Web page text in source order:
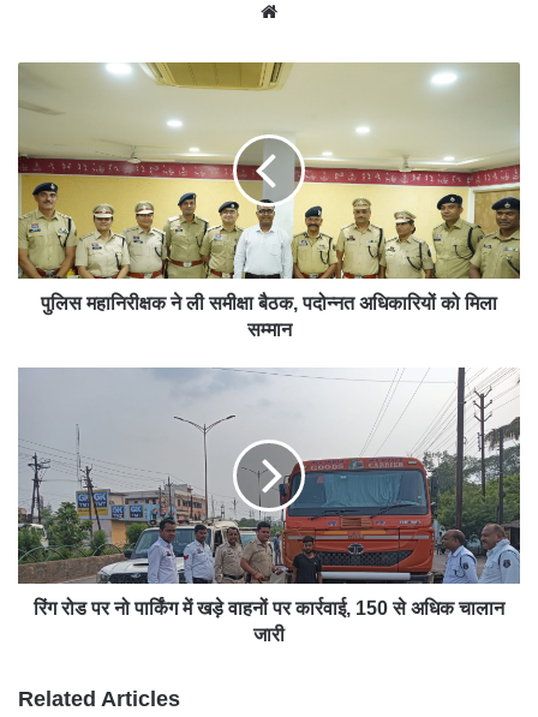
e
पुलिस महानिरीक्षक ने ली समीक्षा बैठक, पदोन्नत अधिकारियों को मिला
सम्मान
रिंग रोड पर नो पार्किंग में खड़े वाहनों पर कार्रवाई, 150 से अधिक चालान
जारी
Related Articles